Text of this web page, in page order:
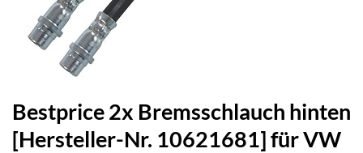
Bestprice 2x Bremsschlauch hinten
[Hersteller-Nr. 10621681] für VW